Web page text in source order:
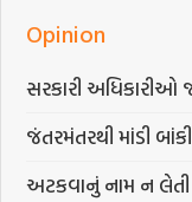
Opinion
સરકારી
જંતરમંતરથી માંડી
અટકવાનું નામ ન